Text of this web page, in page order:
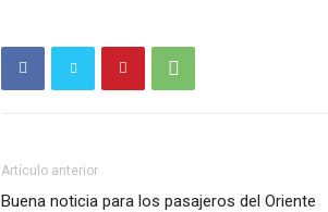
Artículo anterior
Buena noticia para los pasajeros del Oriente